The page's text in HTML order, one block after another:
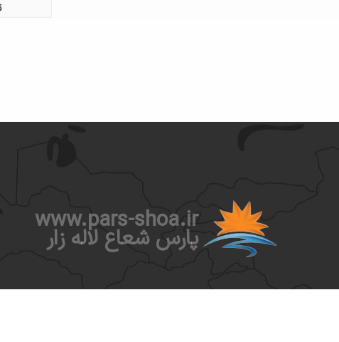
www.pars-shoa.ir
پارس شعاع لاله زار